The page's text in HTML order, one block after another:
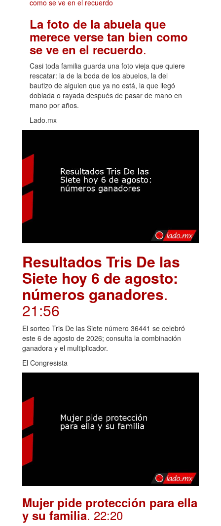
La foto de la abuela que
merece verse tan bien como
se ve en el recuerdo.
Casi toda familia guarda una foto vieja que quiere
rescatar: la de la boda de los abuelos, la del
bautizo de alguien que ya no está, la que llegó
doblada o rayada después de pasar de mano en
mano por años.
Lado.mx
Resultados Tris De las
Siete hoy 6 de agosto:
números ganadores.
21:56
El sorteo Tris De las Siete número 36441 se celebró
este 6 de agosto de 2026; consulta la combinación
ganadora y el multiplicador.
El Congresista
Mujer pide protección para ella
y su familia. 22:20